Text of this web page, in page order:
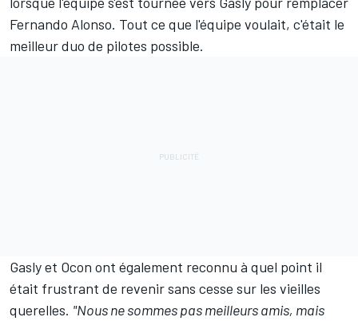
Fernando Alonso. Tout ce que l'équipe voulait, c'était le
meilleur duo de pilotes possible.
Gasly et Ocon ont également reconnu à quel point il
était frustrant de revenir sans cesse sur les vieilles
querelles. "Nous ne sommes pas meilleurs amis, mais